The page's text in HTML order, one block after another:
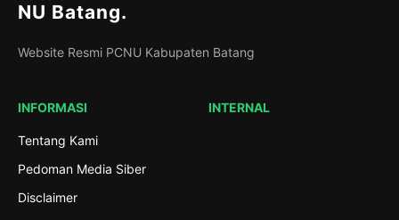
NU Batang.
Website Resmi PCNU Kabupaten Batang
INFORMASI
Tentang Kami
Pedoman Media Siber
Disclaimer
INTERNAL